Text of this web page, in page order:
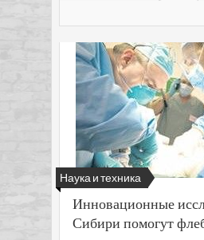
Наука и техника
Инновационные
Сибири помогут